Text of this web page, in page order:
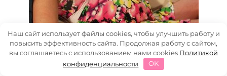
Выделения желтого цвета у
беременных
Почему при беременности в первом
Наш сайт использует файлы cookies, чтобы улучшить работу и
повысить эффективность сайта. Продолжая работу с сайтом,
вы соглашаетесь с использованием нами cookies Политикой
конфиденциальности
OK